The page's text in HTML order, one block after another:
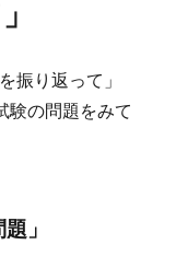
振り返って」
験の問題をみて
」